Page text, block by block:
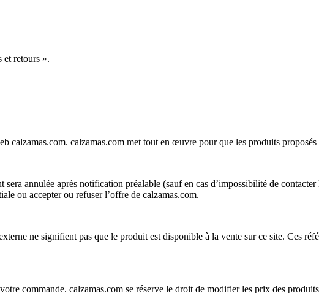
et retours ».
calzamas.com. calzamas.com met tout en œuvre pour que les produits
annulée après notification préalable (sauf en cas d’impossibilité de
ou accepter ou refuser l’offre de calzamas.com.
ne signifient pas que le produit est disponible à la vente sur ce site. Ces
commande. calzamas.com se réserve le droit de modifier les prix des